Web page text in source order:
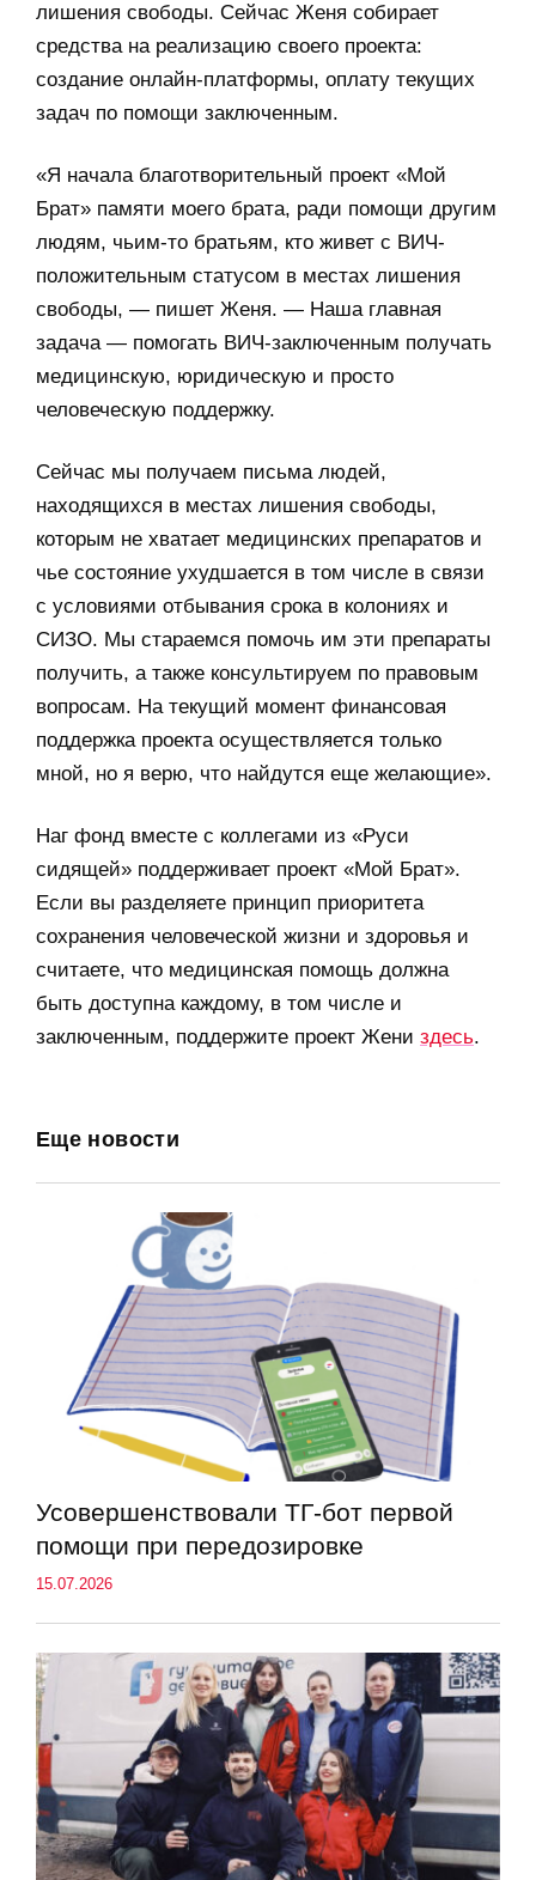
лишения свободы. Сейчас Женя собирает
средства на реализацию своего проекта:
создание онлайн-платформы, оплату текущих
задач по помощи заключенным.
«Я начала благотворительный проект «Мой
Брат» памяти моего брата, ради помощи другим
людям, чьим-то братьям, кто живет с ВИЧ-
положительным статусом в местах лишения
свободы, — пишет Женя. — Наша главная
задача — помогать ВИЧ-заключенным получать
медицинскую, юридическую и просто
человеческую поддержку.
Сейчас мы получаем письма людей,
находящихся в местах лишения свободы,
которым не хватает медицинских препаратов и
чье состояние ухудшается в том числе в связи
с условиями отбывания срока в колониях и
СИЗО. Мы стараемся помочь им эти препараты
получить, а также консультируем по правовым
вопросам. На текущий момент финансовая
поддержка проекта осуществляется только
мной, но я верю, что найдутся еще желающие».
Наг фонд вместе с коллегами из «Руси
сидящей» поддерживает проект «Мой Брат».
Если вы разделяете принцип приоритета
сохранения человеческой жизни и здоровья и
считаете, что медицинская помощь должна
быть доступна каждому, в том числе и
заключенным, поддержите проект Жени здесь.
Еще новости
Усовершенствовали ТГ-бот первой
помощи при передозировке
15.07.2026